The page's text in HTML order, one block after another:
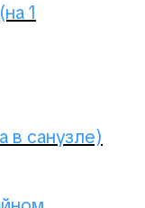
1
в санузле)